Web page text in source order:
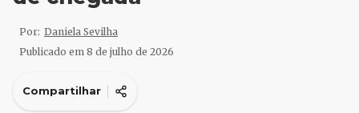
Por: Daniela Sevilha
Publicado em 8 de julho de 2026
Compartilhar